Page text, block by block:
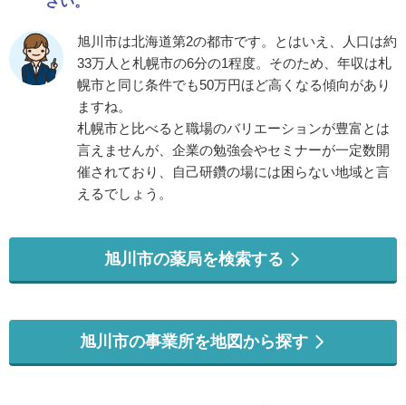
旭川市は北海道第2の都市です。とはいえ、人口は約
33万人と札幌市の6分の1程度。そのため、年収は札
幌市と同じ条件でも50万円ほど高くなる傾向があり
ますね。
札幌市と比べると職場のバリエーションが豊富とは
言えませんが、企業の勉強会やセミナーが一定数開
催されており、自己研鑽の場には困らない地域と言
えるでしょう。
旭川市の薬局を検索する
旭川市の事業所を地図から探す